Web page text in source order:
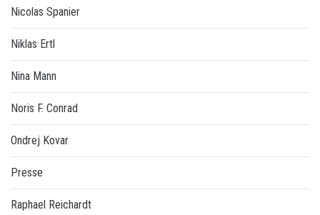
Nicolas Spanier
Niklas Ertl
Nina Mann
Noris F. Conrad
Ondrej Kovar
Presse
Raphael Reichardt